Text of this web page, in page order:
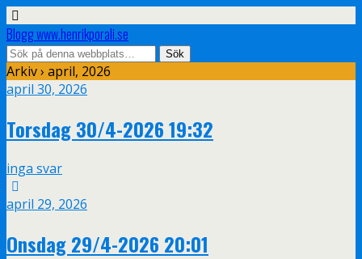
Blogg www.henrikporali.se
Arkiv › april, 2026
april 30, 2026
Torsdag 30/4-2026 19:32
inga svar
april 29, 2026
Onsdag 29/4-2026 20:01